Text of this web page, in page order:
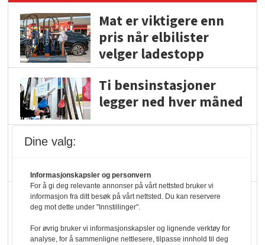
Mat er viktigere enn
pris når elbilister
velger ladestopp
Ti bensinstasjoner
legger ned hver måned
KBS-bransjen i
endring: Stadig større
serveringstilbud
Dine valg:
Informasjonskapsler og personvern
For å gi deg relevante annonser på vårt nettsted bruker vi
informasjon fra ditt besøk på vårt nettsted. Du kan reservere
deg mot dette under "Innstillinger".
For øvrig bruker vi informasjonskapsler og lignende verktøy for
analyse, for å sammenligne nettlesere, tilpasse innhold til deg